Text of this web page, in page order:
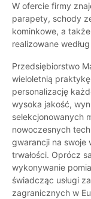
W ofercie firmy
parapety, schody
kominkowe, a
realizowane
Przedsiębiorstwo
wieloletnią
personalizację
wysoka jakość,
selekcjonowanych
nowoczesnych
gwarancji na swoje
trwałości. Oprócz
wykonywanie
świadcząc usługi
zagranicznych w